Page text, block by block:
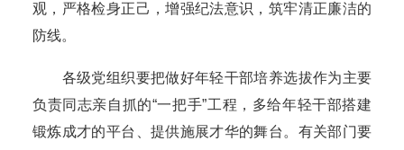
观，严格检身正己，增强纪法意识，筑牢清正廉洁的
防线。
各级党组织要把做好年轻干部培养选拔作为主要
负责同志亲自抓的“一把手”工程，多给年轻干部搭建
锻炼成才的平台、提供施展才华的舞台。有关部门要